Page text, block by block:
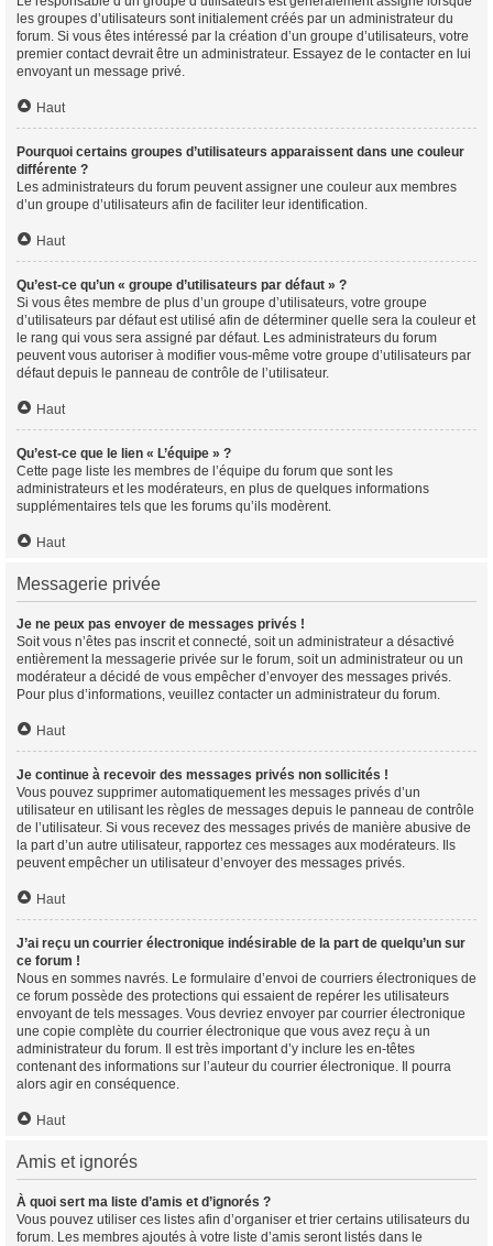
les groupes d’utilisateurs sont initialement créés par un administrateur du
forum. Si vous êtes intéressé par la création d’un groupe d’utilisateurs, votre
premier contact devrait être un administrateur. Essayez de le contacter en lui
envoyant un message privé.
Haut
Pourquoi certains groupes d’utilisateurs apparaissent dans une couleur
différente ?
Les administrateurs du forum peuvent assigner une couleur aux membres
d’un groupe d’utilisateurs afin de faciliter leur identification.
Haut
Qu’est-ce qu’un « groupe d’utilisateurs par défaut » ?
Si vous êtes membre de plus d’un groupe d’utilisateurs, votre groupe
d’utilisateurs par défaut est utilisé afin de déterminer quelle sera la couleur et
le rang qui vous sera assigné par défaut. Les administrateurs du forum
peuvent vous autoriser à modifier vous-même votre groupe d’utilisateurs par
défaut depuis le panneau de contrôle de l’utilisateur.
Haut
Qu’est-ce que le lien « L’équipe » ?
Cette page liste les membres de l’équipe du forum que sont les
administrateurs et les modérateurs, en plus de quelques informations
supplémentaires tels que les forums qu’ils modèrent.
Haut
Messagerie privée
Je ne peux pas envoyer de messages privés !
Soit vous n’êtes pas inscrit et connecté, soit un administrateur a désactivé
entièrement la messagerie privée sur le forum, soit un administrateur ou un
modérateur a décidé de vous empêcher d’envoyer des messages privés.
Pour plus d’informations, veuillez contacter un administrateur du forum.
Haut
Je continue à recevoir des messages privés non sollicités !
Vous pouvez supprimer automatiquement les messages privés d’un
utilisateur en utilisant les règles de messages depuis le panneau de contrôle
de l’utilisateur. Si vous recevez des messages privés de manière abusive de
la part d’un autre utilisateur, rapportez ces messages aux modérateurs. Ils
peuvent empêcher un utilisateur d’envoyer des messages privés.
Haut
J’ai reçu un courrier électronique indésirable de la part de quelqu’un sur
ce forum !
Nous en sommes navrés. Le formulaire d’envoi de courriers électroniques de
ce forum possède des protections qui essaient de repérer les utilisateurs
envoyant de tels messages. Vous devriez envoyer par courrier électronique
une copie complète du courrier électronique que vous avez reçu à un
administrateur du forum. Il est très important d’y inclure les en-têtes
contenant des informations sur l’auteur du courrier électronique. Il pourra
alors agir en conséquence.
Haut
Amis et ignorés
À quoi sert ma liste d’amis et d’ignorés ?
Vous pouvez utiliser ces listes afin d’organiser et trier certains utilisateurs du
forum. Les membres ajoutés à votre liste d’amis seront listés dans le